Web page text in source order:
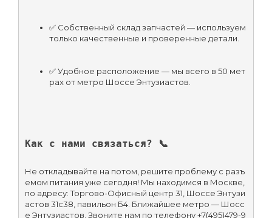
✅ Собственный склад запчастей — используем
только качественные и проверенные детали.
✅ Удобное расположение — мы всего в 50 мет
рах от метро Шоссе Энтузиастов.
Как с нами связаться? 📞
Не откладывайте на потом, решите проблему с разъ
емом питания уже сегодня! Мы находимся в Москве,
по адресу: Торгово-Офисный центр 31, Шоссе Энтузи
астов 31с38, павильон Б4. Ближайшее метро — Шосс
е Энтузиастов. Звоните нам по телефону +7(495)479-9